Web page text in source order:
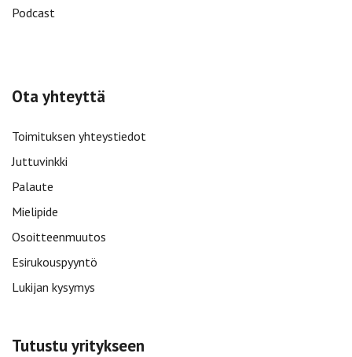
Podcast
Ota yhteyttä
Toimituksen yhteystiedot
Juttuvinkki
Palaute
Mielipide
Osoitteenmuutos
Esirukouspyyntö
Lukijan kysymys
Tutustu yritykseen